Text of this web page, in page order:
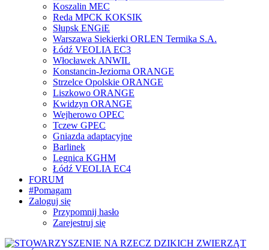
Koszalin MEC
Reda MPCK KOKSIK
Słupsk ENGiE
Warszawa Siekierki ORLEN Termika S.A.
Łódź VEOLIA EC3
Włocławek ANWIL
Konstancin-Jeziorna ORANGE
Strzelce Opolskie ORANGE
Liszkowo ORANGE
Kwidzyn ORANGE
Wejherowo OPEC
Tczew GPEC
Gniazda adaptacyjne
Barlinek
Legnica KGHM
Łódź VEOLIA EC4
FORUM
#Pomagam
Zaloguj się
Przypomnij hasło
Zarejestruj się